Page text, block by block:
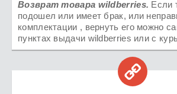
Возврат товара wildberries. Если
подошел или имеет брак, или
комплектации , вернуть его можно
пунктах выдачи wildberries или с
